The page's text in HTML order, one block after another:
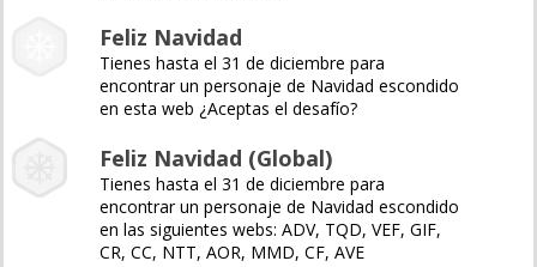
Feliz Navidad
Tienes hasta el 31 de diciembre para
encontrar un personaje de Navidad escondido
en esta web ¿Aceptas el desafío?
Feliz Navidad (Global)
Tienes hasta el 31 de diciembre para
encontrar un personaje de Navidad escondido
en las siguientes webs: ADV, TQD, VEF, GIF,
CR, CC, NTT, AOR, MMD, CF, AVE